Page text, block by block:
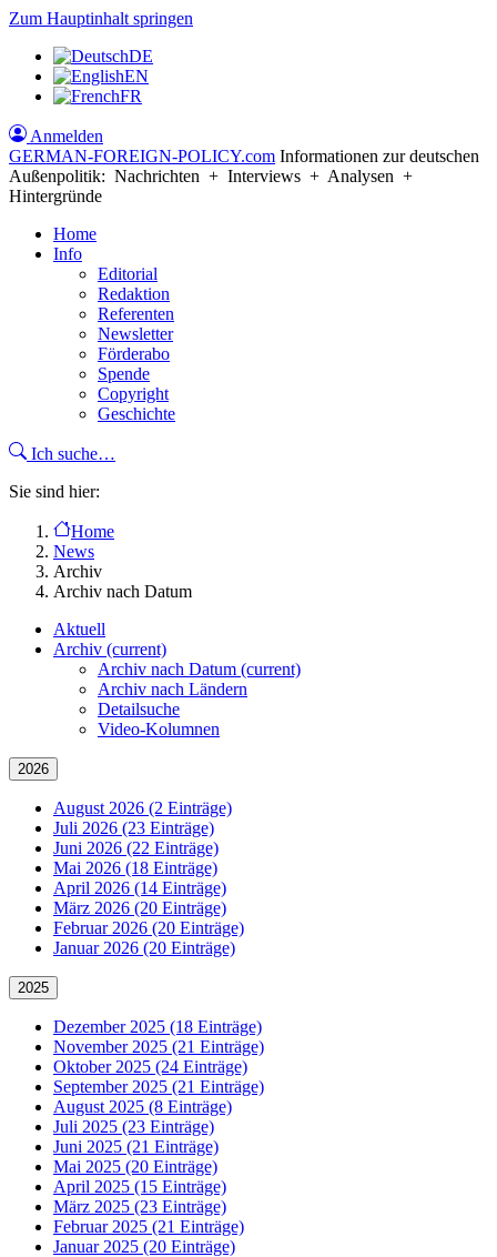
Zum Hauptinhalt springen
DE
EN
FR
Anmelden
GERMAN-FOREIGN-POLICY.com Informationen zur deutschen
Außenpolitik: Nachrichten + Interviews + Analysen +
Hintergründe
Home
Info
Editorial
Redaktion
Referenten
Newsletter
Förderabo
Spende
Copyright
Geschichte
Ich suche…
Sie sind hier:
Home
News
Archiv
Archiv nach Datum
Aktuell
Archiv (current)
Archiv nach Datum (current)
Archiv nach Ländern
Detailsuche
Video-Kolumnen
2026
August 2026 (2 Einträge)
Juli 2026 (23 Einträge)
Juni 2026 (22 Einträge)
Mai 2026 (18 Einträge)
April 2026 (14 Einträge)
März 2026 (20 Einträge)
Februar 2026 (20 Einträge)
Januar 2026 (20 Einträge)
2025
Dezember 2025 (18 Einträge)
November 2025 (21 Einträge)
Oktober 2025 (24 Einträge)
September 2025 (21 Einträge)
August 2025 (8 Einträge)
Juli 2025 (23 Einträge)
Juni 2025 (21 Einträge)
Mai 2025 (20 Einträge)
April 2025 (15 Einträge)
März 2025 (23 Einträge)
Februar 2025 (21 Einträge)
Januar 2025 (20 Einträge)